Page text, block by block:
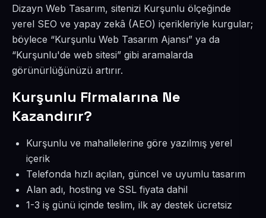
Dizayn Web Tasarım, sitenizi Kurşunlu ölçeğinde
yerel SEO ve yapay zekâ (AEO) içerikleriyle kurgular;
böylece “Kurşunlu Web Tasarım Ajansı” ya da
“Kurşunlu'de web sitesi” gibi aramalarda
görünürlüğünüzü artırır.
Kurşunlu Firmalarına Ne
Kazandırır?
Kurşunlu ve mahallelerine göre yazılmış yerel
içerik
Telefonda hızlı açılan, güncel ve uyumlu tasarım
Alan adı, hosting ve SSL fiyata dahil
1-3 iş günü içinde teslim, ilk ay destek ücretsiz